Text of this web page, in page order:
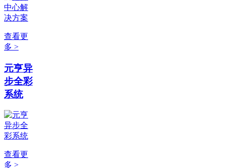
查看更
多 >
元亨异
步全彩
系统
查看更
多 >